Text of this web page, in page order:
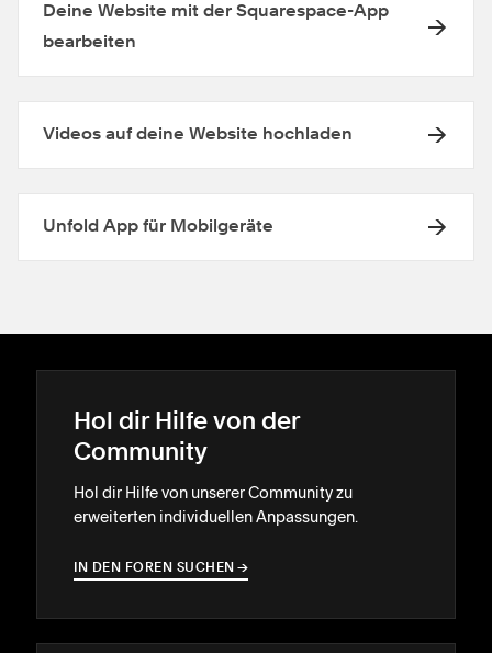
Deine Website mit der Squarespace-App
bearbeiten
Videos auf deine Website hochladen
Unfold App für Mobilgeräte
Hol dir Hilfe von der
Community
Hol dir Hilfe von unserer Community zu
erweiterten individuellen Anpassungen.
IN DEN FOREN SUCHEN →
→